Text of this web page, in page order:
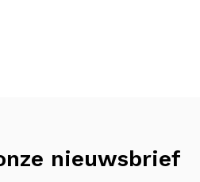
nieuwsbrief